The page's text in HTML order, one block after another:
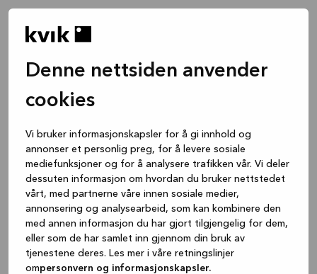
Denne nettsiden anvender
cookies
Vi bruker informasjonskapsler for å gi innhold og
annonser et personlig preg, for å levere sosiale
mediefunksjoner og for å analysere trafikken vår. Vi deler
dessuten informasjon om hvordan du bruker nettstedet
vårt, med partnerne våre innen sosiale medier,
annonsering og analysearbeid, som kan kombinere den
med annen informasjon du har gjort tilgjengelig for dem,
eller som de har samlet inn gjennom din bruk av
tjenestene deres. Les mer i våre retningslinjer
ompersonvern og informasjonskapsler.